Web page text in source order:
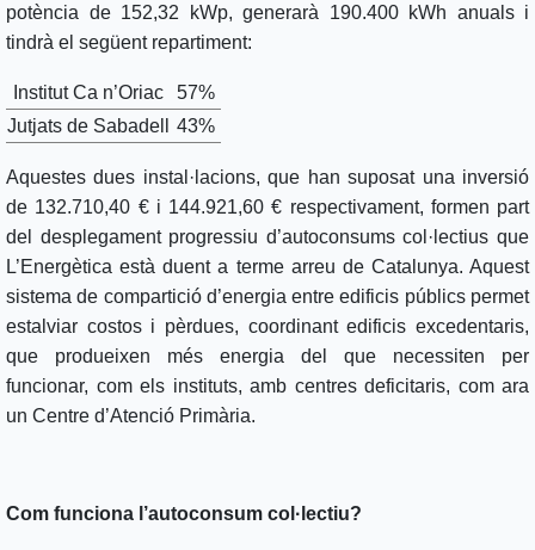
potència de 152,32 kWp, generarà 190.400 kWh anuals i
tindrà el següent repartiment:
Institut Ca n’Oriac
57%
Jutjats de Sabadell
43%
Aquestes dues instal·lacions, que han suposat una inversió
de 132.710,40 € i 144.921,60 € respectivament, formen part
del desplegament progressiu d’autoconsums col·lectius que
L’Energètica està duent a terme arreu de Catalunya. Aquest
sistema de compartició d’energia entre edificis públics permet
estalviar costos i pèrdues, coordinant edificis excedentaris,
que produeixen més energia del que necessiten per
funcionar, com els instituts, amb centres deficitaris, com ara
un Centre d’Atenció Primària.
Com funciona l’autoconsum col·lectiu?